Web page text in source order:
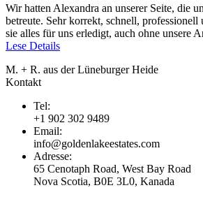
Wir hatten Alexandra an unserer Seite, die
betreute. Sehr korrekt, schnell,
sie alles für uns erledigt, auch ohne unsere
Lese Details
M. + R. aus der Lüneburger Heide
Kontakt
Tel:
+1 902 302 9489
Email:
info@goldenlakeestates.com
Adresse:
65 Cenotaph Road, West Bay Road
Nova Scotia, B0E 3L0, Kanada